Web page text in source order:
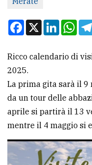
redazione
Scrivici
la
tua
pubblicità
CERCA
per
Facebook
X LinkedIn
Ricco calendario di
2025.
La prima gita sarà il 9
da un tour delle
aprile si partirà il 13
mentre il 4 maggio si